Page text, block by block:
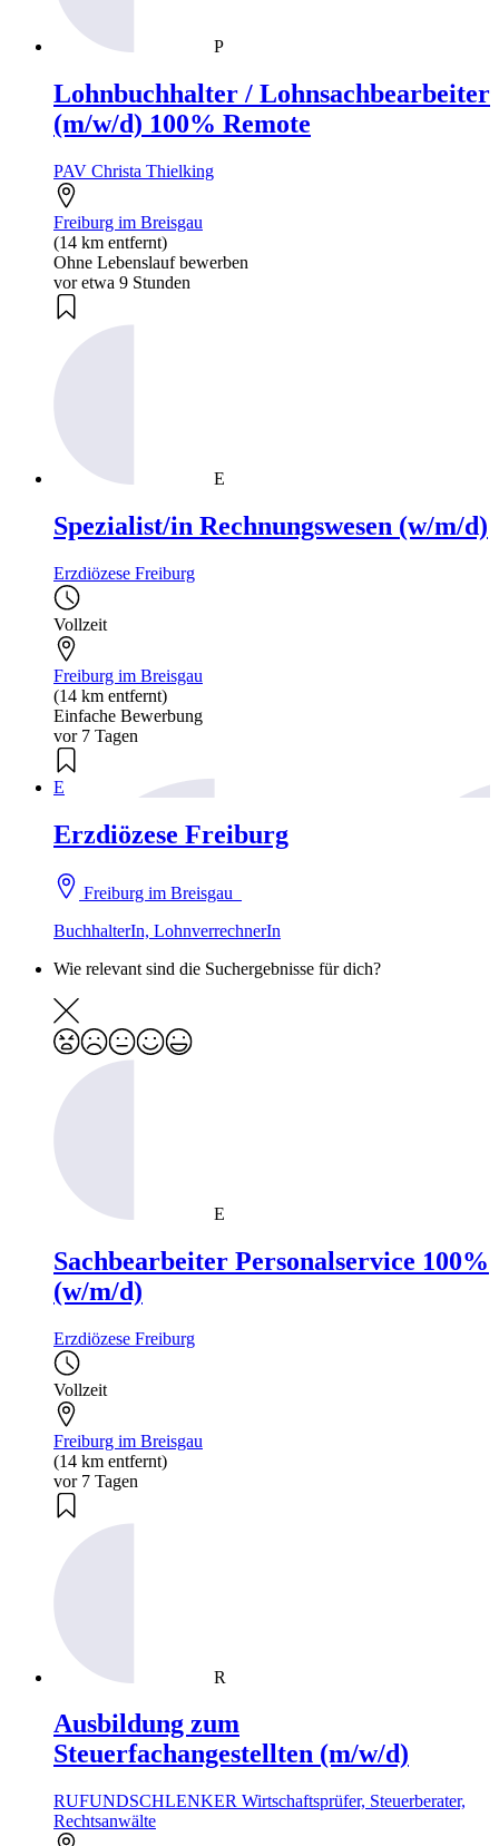
P
Lohnbuchhalter / Lohnsachbearbeiter
(m/w/d) 100% Remote
PAV Christa Thielking
Freiburg im Breisgau
(14 km entfernt)
Ohne Lebenslauf bewerben
vor etwa 9 Stunden
E
Spezialist/in Rechnungswesen (w/m/d)
Erzdiözese Freiburg
Vollzeit
Freiburg im Breisgau
(14 km entfernt)
Einfache Bewerbung
vor 7 Tagen
E
Erzdiözese Freiburg
Freiburg im Breisgau
BuchhalterIn, LohnverrechnerIn
Wie relevant sind die Suchergebnisse für dich?
E
Sachbearbeiter Personalservice 100%
(w/m/d)
Erzdiözese Freiburg
Vollzeit
Freiburg im Breisgau
(14 km entfernt)
vor 7 Tagen
R
Ausbildung zum
Steuerfachangestellten (m/w/d)
RUFUNDSCHLENKER Wirtschaftsprüfer, Steuerberater,
Rechtsanwälte